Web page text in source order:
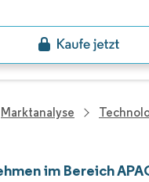
Marktanalyse
im Bereich